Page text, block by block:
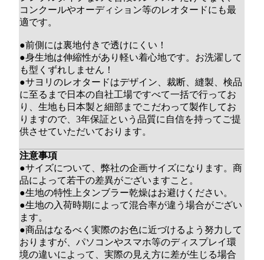
コンクールやオーディション等のレオタードにも最
適です。
●前側には裏地付きで透けにくい！
●身生地は伸縮性があり軽い着心地です。お洗濯して
も型くずれしません！
●サヨリのレオタードはデザイン、裁断、縫製、検品
に至るまで日本の自社工場ですべて一括で行ってお
り、生地も日本製と細部までこだわって製作してお
りますので、3年保証という品質に自信を持ってご提
供させていただいております。
注意事項
●サイズについて、弊社の企画サイズになります。商
品によって若干の差異がございますこと。
●生地の特性上タンブラー乾燥はお避けください。
●生地の入荷時期によって混合率が違う場合がござい
ます。
●商品はなるべく実際のお色に近づけるよう努力して
おりますが、パソコンやスマホ等のディスプレイ環
境の違いによって、実際の見え方に差が生じる場合